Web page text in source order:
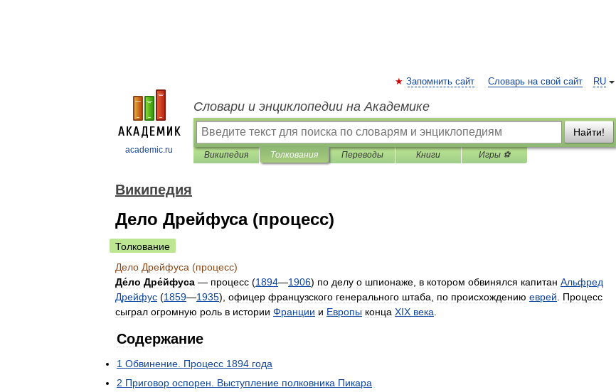
academic.ru
RU
Запомнить сайт Словарь на свой сайт
Словари и энциклопедии на Академике
Найти!
Википедия Толкования Переводы Книги Игры ⚽
Википедия
Дело Дрейфуса (процесс)
Толкование
Дело Дрейфуса (процесс)
Де́ло Дре́йфуса — процесс (1894—1906) по делу о шпионаже в котором обвинялся капитан Альфред
Дрейфус (1859—1935), офицер французского генерального штаба по происхождению еврей
Процесс
сыграл огромную роль в истории Франции и Европы конца XIX века
Содержание
1 Обвинение Процесс 1894 года
2 Приговор оспорен Выступление полковника Пикара